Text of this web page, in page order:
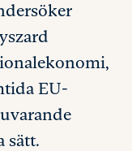
EU-
sätt.